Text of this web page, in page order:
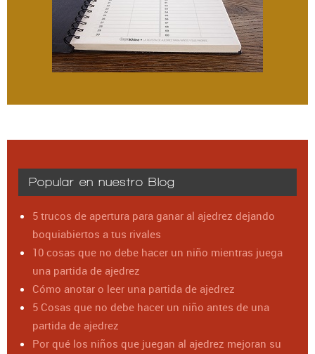
Popular en nuestro Blog
5 trucos de apertura para ganar al ajedrez dejando
boquiabiertos a tus rivales
10 cosas que no debe hacer un niño mientras juega
una partida de ajedrez
Cómo anotar o leer una partida de ajedrez
5 Cosas que no debe hacer un niño antes de una
partida de ajedrez
Por qué los niños que juegan al ajedrez mejoran su